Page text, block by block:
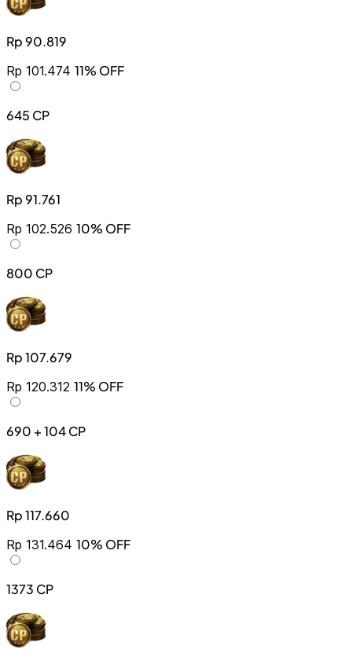
Rp 90.819
Rp 101.474 11% OFF
645 CP
Rp 91.761
Rp 102.526 10% OFF
800 CP
Rp 107.679
Rp 120.312 11% OFF
690 + 104 CP
Rp 117.660
Rp 131.464 10% OFF
1373 CP